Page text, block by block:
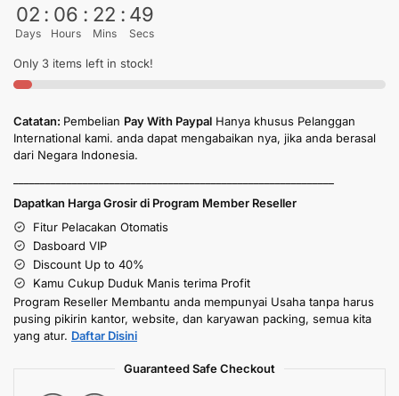
02
Days
: 06
Hours
: 22
Mins
: 49
Secs
Only 3 items left in stock!
Catatan: Pembelian Pay With Paypal Hanya khusus Pelanggan
International kami. anda dapat mengabaikan nya, jika anda berasal
dari Negara Indonesia.
Dapatkan Harga Grosir di Program Member Reseller
Fitur Pelacakan Otomatis
Dasboard VIP
Discount Up to 40%
Kamu Cukup Duduk Manis terima Profit
Program Reseller Membantu anda mempunyai Usaha tanpa harus
pusing pikirin kantor, website, dan karyawan packing, semua kita
yang atur. Daftar Disini
Guaranteed Safe Checkout